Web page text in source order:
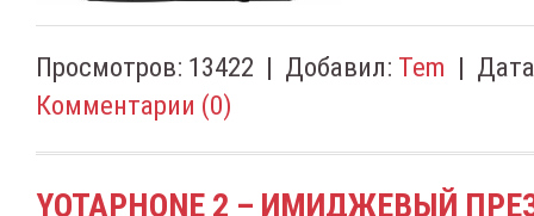
Просмотров: 13422 | Добавил: Tem |
Комментарии (0)
YOTAPHONE 2 – ИМИДЖЕВЫЙ